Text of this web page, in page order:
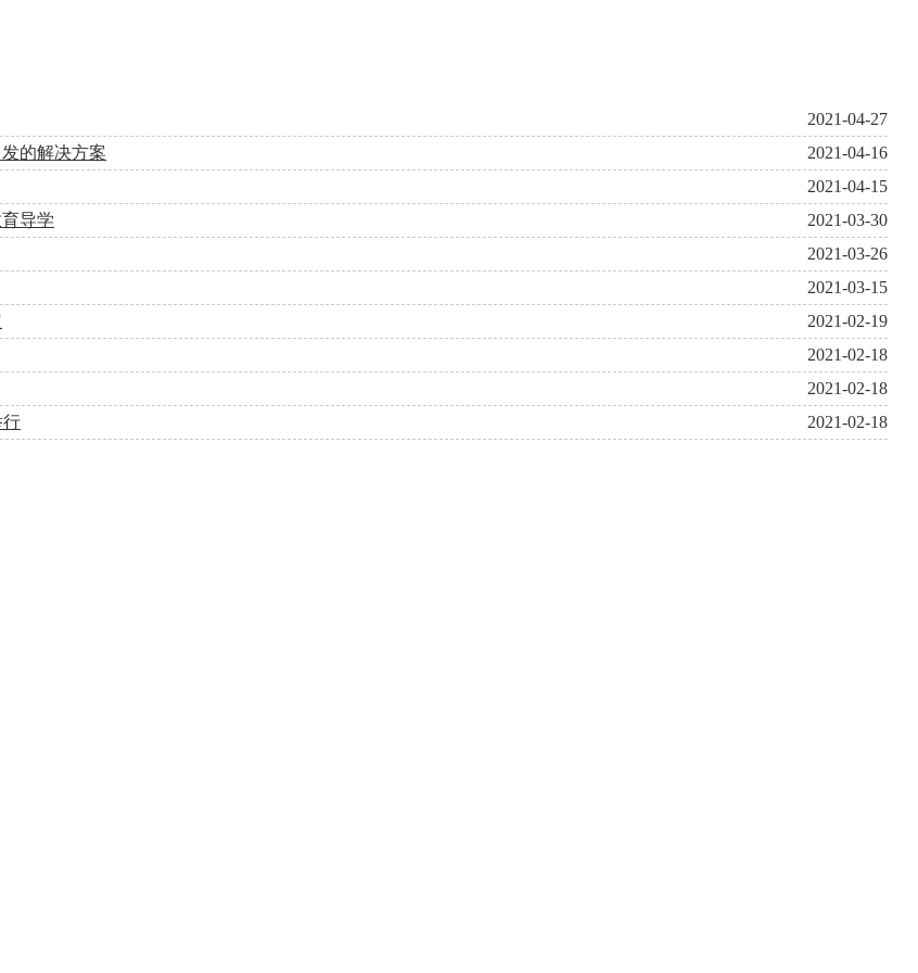
2021-04-27
的解决方案
2021-04-16
2021-04-15
导学
2021-03-30
2021-03-26
2021-03-15
2021-02-19
2021-02-18
2021-02-18
行
2021-02-18